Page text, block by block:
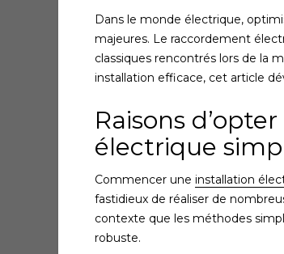
Dans le monde électrique,
majeures. Le raccordement
classiques rencontrés lors de la
installation efficace, cet article
Raisons
électrique
Commencer une installation
fastidieux de réaliser de
contexte que les méthodes
robuste.